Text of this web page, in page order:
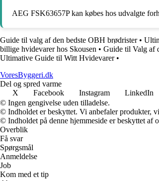
AEG FSK63657P kan købes hos udvalgte
Guide til valg af den bedste OBH brødrister•
billige hvidevarer hos Skousen • Guide til Valg af
Ultimative Guide til Witt Hvidevarer•
VoresByggeri.dk
Del og spred varme
X
Facebook Instagram LinkedIn
© Ingen gengivelse uden tilladelse.
© Indholdet er beskyttet. Vi anbefaler produkter,
© Indholdet på denne hjemmeside er beskyttet af
Overblik
Få svar
Spørgsmål
Anmeldelse
Job
Kom med et tip